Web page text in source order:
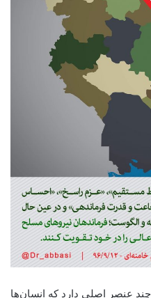
چند عنصر اصلی دارد که انسان‌ها